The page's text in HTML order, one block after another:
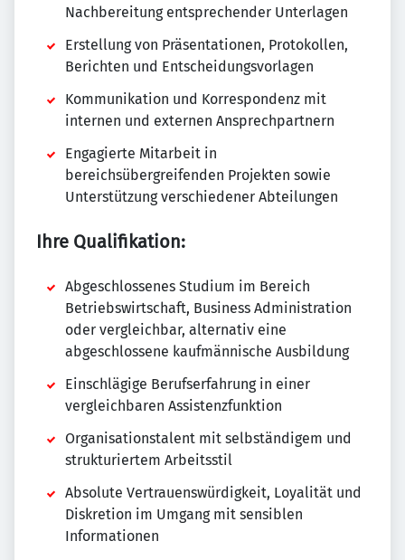
Nachbereitung entsprechender Unterlagen
Erstellung von Präsentationen, Protokollen,
Berichten und Entscheidungsvorlagen
Kommunikation und Korrespondenz mit
internen und externen Ansprechpartnern
Engagierte Mitarbeit in
bereichsübergreifenden Projekten sowie
Unterstützung verschiedener Abteilungen
Ihre Qualifikation:
Abgeschlossenes Studium im Bereich
Betriebswirtschaft, Business Administration
oder vergleichbar, alternativ eine
abgeschlossene kaufmännische Ausbildung
Einschlägige Berufserfahrung in einer
vergleichbaren Assistenzfunktion
Organisationstalent mit selbständigem und
strukturiertem Arbeitsstil
Absolute Vertrauenswürdigkeit, Loyalität und
Diskretion im Umgang mit sensiblen
Informationen